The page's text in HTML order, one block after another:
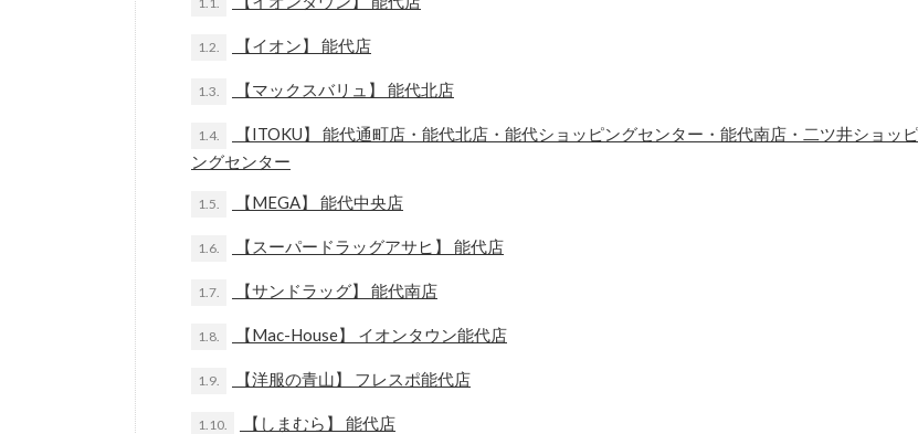
1.2. 【イオン】 能代店
1.3. 【マックスバリュ】 能代北店
1.4.
【ITOKU】 能代通町店・能代北店・能代ショッピングセンター・能代南店・二ツ井ショッピ
ングセンター
1.5. 【MEGA】 能代中央店
1.6. 【スーパードラッグアサヒ】 能代店
1.7. 【サンドラッグ】 能代南店
1.8. 【Mac-House】 イオンタウン能代店
1.9. 【洋服の青山】 フレスポ能代店
1.10. 【しまむら】 能代店